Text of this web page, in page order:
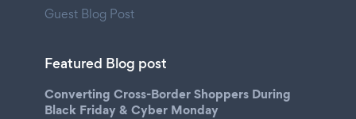
Guest Blog Post
Featured Blog post
Converting Cross-Border Shoppers During
Black Friday & Cyber Monday